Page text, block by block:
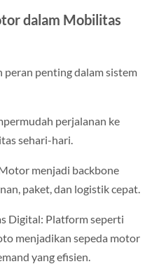
dalam Mobilitas
peran penting dalam sistem
perjalanan ke
sehari-hari.
menjadi backbone
paket, dan logistik cepat.
Digital: Platform seperti
menjadikan sepeda motor
yang efisien.